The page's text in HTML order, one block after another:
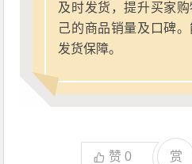
及时发货，提升买家
己的商品销量及口碑
发货保障。
赞0 赏